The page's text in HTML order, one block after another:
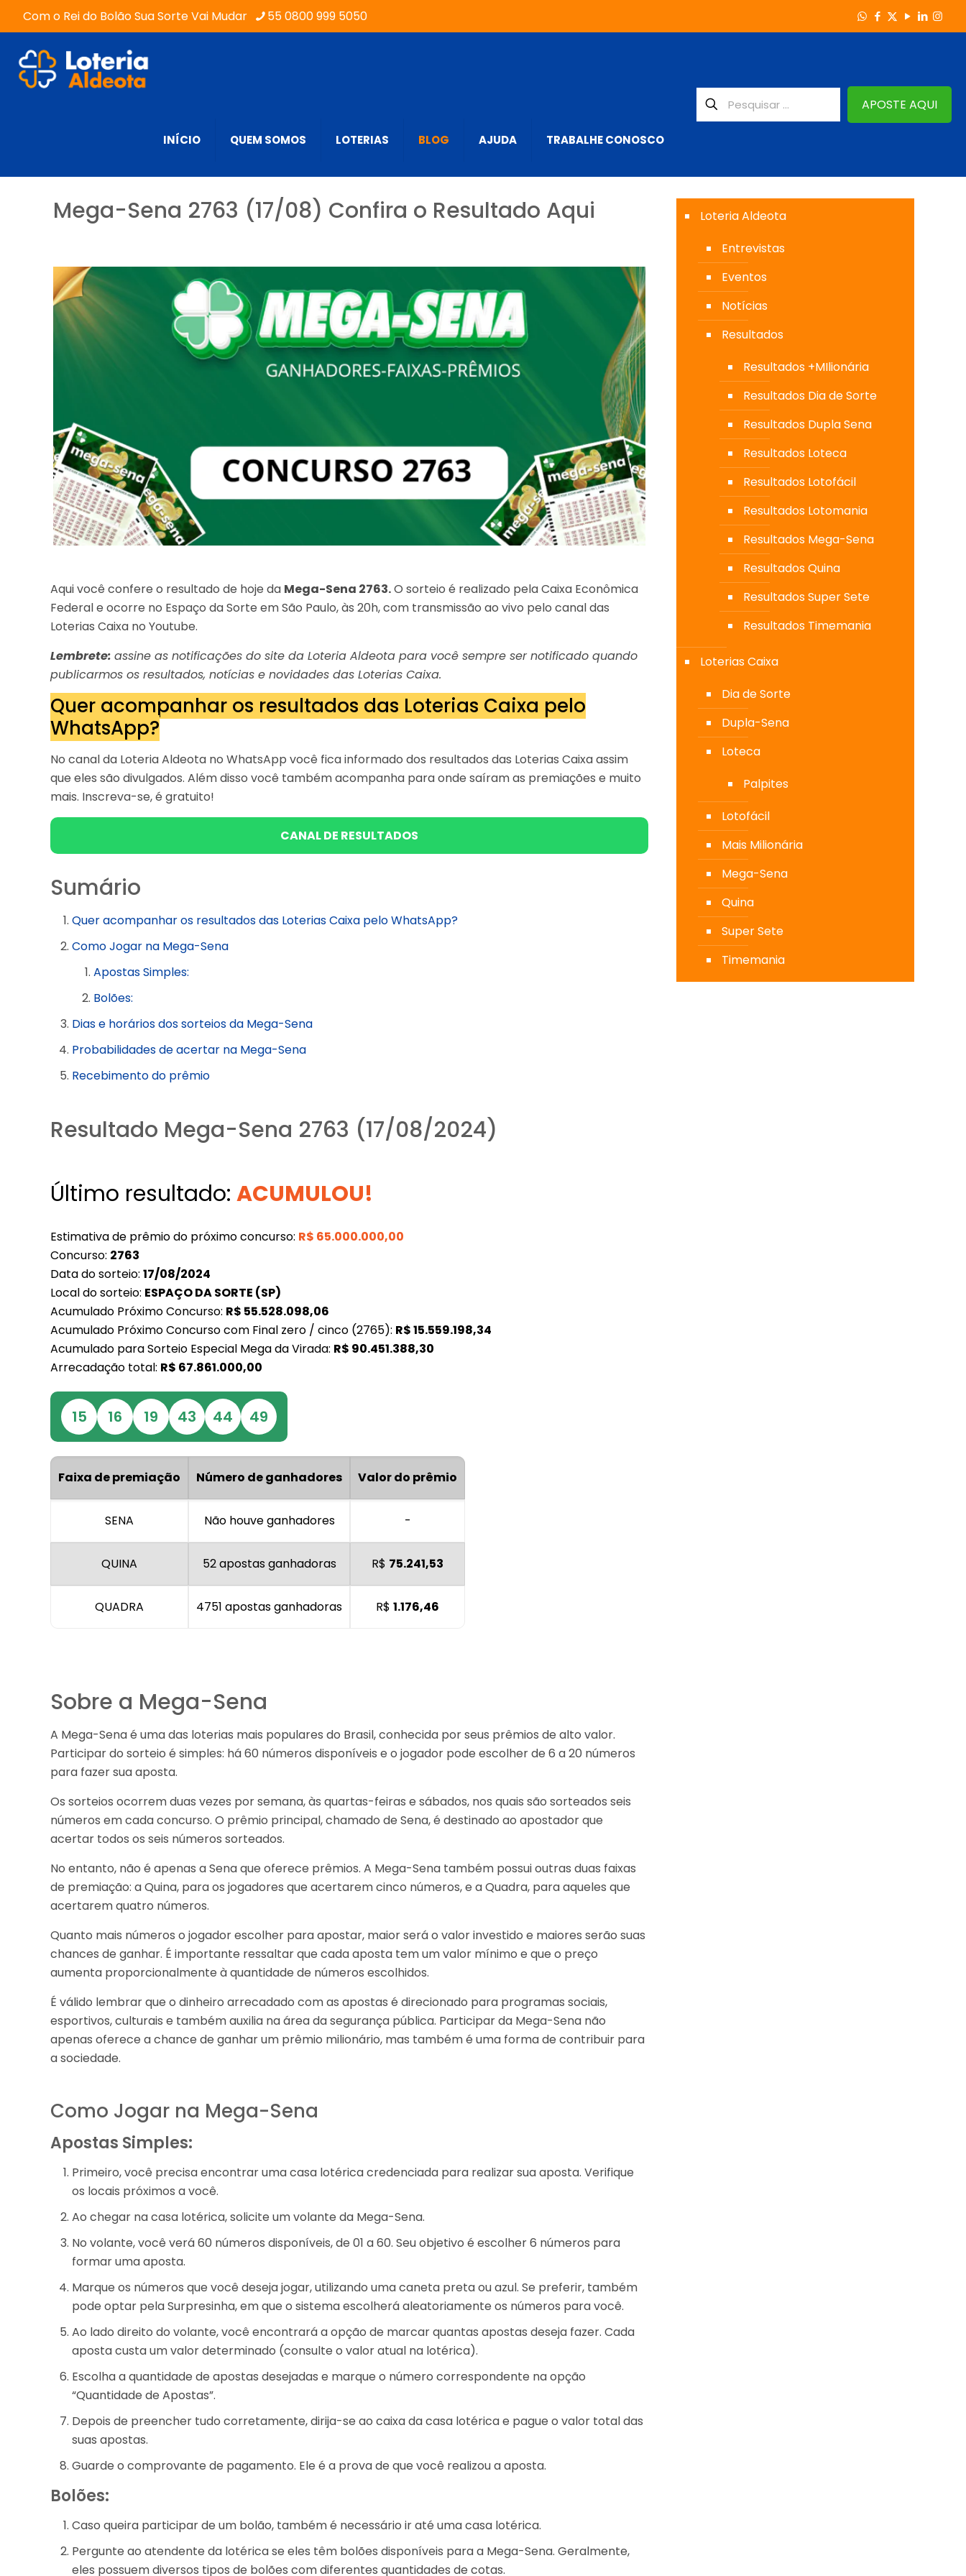
Com o Rei do Bolão Sua Sorte Vai Mudar 55 0800 999 5050
INÍCIO QUEM SOMOS LOTERIAS BLOG AJUDA TRABALHE CONOSCO
APOSTE AQUI
Mega-Sena 2763 (17/08) Confira o Resultado Aqui
Aqui você confere o resultado de hoje da Mega-Sena 2763.O sorteio é realizado pela Caixa Econômica
Federal e ocorre no Espaço da Sorte em São Paulo, às 20h, com transmissão ao vivo pelo canal das
Loterias Caixa no Youtube.
Lembrete:assine as notificações do site da Loteria Aldeota para você sempre ser notificado quando
publicarmos os resultados, notícias e novidades das Loterias Caixa.
Quer acompanhar os resultados das Loterias Caixa pelo
WhatsApp?
No canal da Loteria Aldeota no WhatsApp você fica informado dos resultados das Loterias Caixa assim
que eles são divulgados. Além disso você também acompanha para onde saíram as premiações e muito
mais. Inscreva-se, é gratuito!
CANAL DE RESULTADOS
Sumário
Quer acompanhar os resultados das Loterias Caixa pelo WhatsApp?
Como Jogar na Mega-Sena
Apostas Simples:
Bolões:
Dias e horários dos sorteios da Mega-Sena
Probabilidades de acertar na Mega-Sena
Recebimento do prêmio
Resultado Mega-Sena 2763 (17/08/2024)
Último resultado:ACUMULOU!
Estimativa de prêmio do próximo concurso: R$ 65.000.000,00
Concurso: 2763
Data do sorteio:17/08/2024
Local do sorteio: ESPAÇO DA SORTE (SP)
Acumulado Próximo Concurso: R$ 55.528.098,06
Acumulado Próximo Concurso com Final zero / cinco (2765): R$15.559.198,34
Acumulado para Sorteio Especial Mega da Virada: R$ 90.451.388,30
Arrecadação total: R$ 67.861.000,00
15 16 19 43 44 49
Faixa de premiação Número de ganhadores Valor do prêmio
SENA Não houve ganhadores -
QUINA 52 apostas ganhadoras R$ 75.241,53
QUADRA 4751 apostas ganhadoras R$1.176,46
Sobre a Mega-Sena
A Mega-Sena é uma das loterias mais populares do Brasil, conhecida por seus prêmios de alto valor.
Participar do sorteio é simples: há 60 números disponíveis e o jogador pode escolher de 6 a 20 números
para fazer sua aposta.
Os sorteios ocorrem duas vezes por semana, às quartas-feiras e sábados, nos quais são sorteados seis
números em cada concurso. O prêmio principal, chamado de Sena, é destinado ao apostador que
acertar todos os seis números sorteados.
No entanto, não é apenas a Sena que oferece prêmios. A Mega-Sena também possui outras duas faixas
de premiação: a Quina, para os jogadores que acertarem cinco números, e a Quadra, para aqueles que
acertarem quatro números.
Quanto mais números o jogador escolher para apostar, maior será o valor investido e maiores serão suas
chances de ganhar. É importante ressaltar que cada aposta tem um valor mínimo e que o preço
aumenta proporcionalmente à quantidade de números escolhidos.
É válido lembrar que o dinheiro arrecadado com as apostas é direcionado para programas sociais,
esportivos, culturais e também auxilia na área da segurança pública. Participar da Mega-Sena não
apenas oferece a chance de ganhar um prêmio milionário, mas também é uma forma de contribuir para
a sociedade.
Como Jogar na Mega-Sena
Apostas Simples:
Primeiro, você precisa encontrar uma casa lotérica credenciada para realizar sua aposta. Verifique
os locais próximos a você.
Ao chegar na casa lotérica, solicite um volante da Mega-Sena.
No volante, você verá 60 números disponíveis, de 01 a 60. Seu objetivo é escolher 6 números para
formar uma aposta.
Marque os números que você deseja jogar, utilizando uma caneta preta ou azul. Se preferir, também
pode optar pela Surpresinha, em que o sistema escolherá aleatoriamente os números para você.
Ao lado direito do volante, você encontrará a opção de marcar quantas apostas deseja fazer. Cada
aposta custa um valor determinado (consulte o valor atual na lotérica).
Escolha a quantidade de apostas desejadas e marque o número correspondente na opção
“Quantidade de Apostas”.
Depois de preencher tudo corretamente, dirija-se ao caixa da casa lotérica e pague o valor total das
suas apostas.
Guarde o comprovante de pagamento. Ele é a prova de que você realizou a aposta.
Bolões:
Caso queira participar de um bolão, também é necessário ir até uma casa lotérica.
Pergunte ao atendente da lotérica se eles têm bolões disponíveis para a Mega-Sena. Geralmente,
eles possuem diversos tipos de bolões com diferentes quantidades de cotas.
Loteria Aldeota
Entrevistas
Eventos
Notícias
Resultados
Resultados +MIlionária
Resultados Dia de Sorte
Resultados Dupla Sena
Resultados Loteca
Resultados Lotofácil
Resultados Lotomania
Resultados Mega-Sena
Resultados Quina
Resultados Super Sete
Resultados Timemania
Loterias Caixa
Dia de Sorte
Dupla-Sena
Loteca
Palpites
Lotofácil
Mais Milionária
Mega-Sena
Quina
Super Sete
Timemania